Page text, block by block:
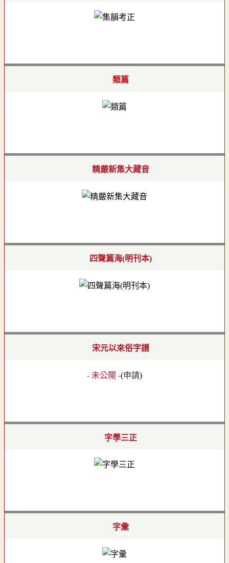
類篇
精嚴新集大藏音
四聲篇海(明刊本)
宋元以來俗字譜
- 未公開 -(申請)
字學三正
字彙